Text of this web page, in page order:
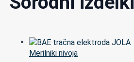
Merilniki nivoja